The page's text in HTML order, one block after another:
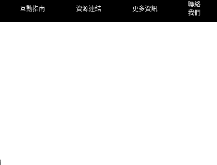
互動指南 資源連結 更多資訊
聯絡
我們